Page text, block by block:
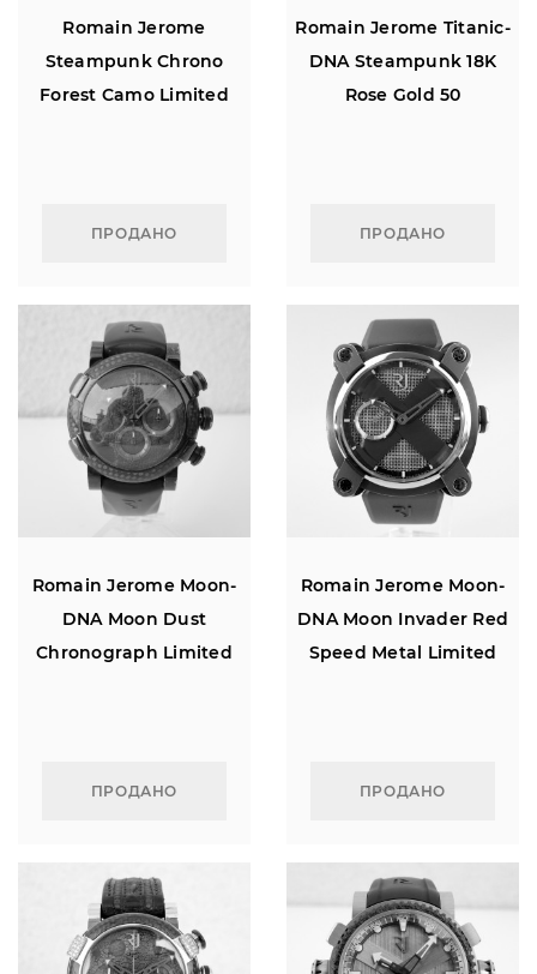
Romain Jerome
Steampunk Chrono
Forest Camo Limited
ПРОДАНО
Romain Jerome Titanic-
DNA Steampunk 18K
Rose Gold 50
ПРОДАНО
Romain Jerome Moon-
DNA Moon Dust
Chronograph Limited
ПРОДАНО
Romain Jerome Moon-
DNA Moon Invader Red
Speed Metal Limited
ПРОДАНО